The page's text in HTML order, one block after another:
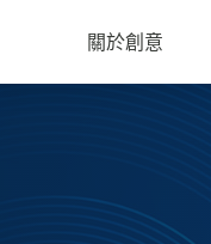
關於創意